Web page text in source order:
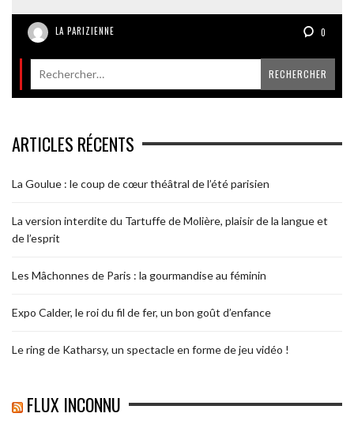
LA PARIZIENNE 0
ARTICLES RÉCENTS
La Goulue : le coup de cœur théâtral de l’été parisien
La version interdite du Tartuffe de Molière, plaisir de la langue et
de l’esprit
Les Mâchonnes de Paris : la gourmandise au féminin
Expo Calder, le roi du fil de fer, un bon goût d’enfance
Le ring de Katharsy, un spectacle en forme de jeu vidéo !
FLUX INCONNU